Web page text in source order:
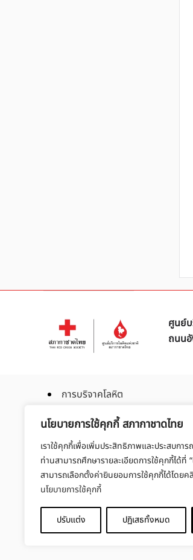
นโยบายการใช้คุกกี้ สภากาชาดไทย
เราใช้คุกกี้เพื่อเพิ่มประสิทธิภาพและประสบกา
ท่านสามารถศึกษารายละเอียดการใช้คุกกี้ได้ที่
สามารถเลือกตั้งค่ายินยอมการใช้คุกกี้ได้โดยค
นโยบายการใช้คุกกี้
ปรับแต่ง ปฏิเสธทั้งหมด
ศูนย์บ
ถนน
การบริจาคโลหิต
การบริจาคโลหิตเฉพาะส่วน
การบริจาคสเต็มเซลล์
Copyright © 2025 Thaibloodcentre All